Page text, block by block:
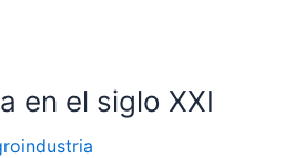
en el siglo XXI